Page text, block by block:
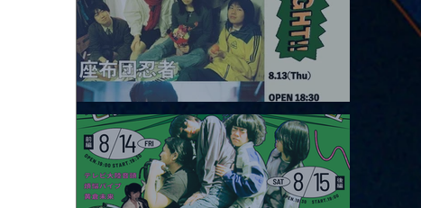
2026.08.13 |【観覧】JUST RIGHT!! vol.26